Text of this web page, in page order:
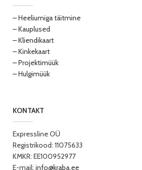
– Heeliumiga täitmine
– Kauplused
– Kliendikaart
– Kinkekaart
– Projektimüük
– Hulgimüük
KONTAKT
Expressline OÜ
Registrikood: 11075633
KMKR: EE100952977
E-mail: info@kraba.ee